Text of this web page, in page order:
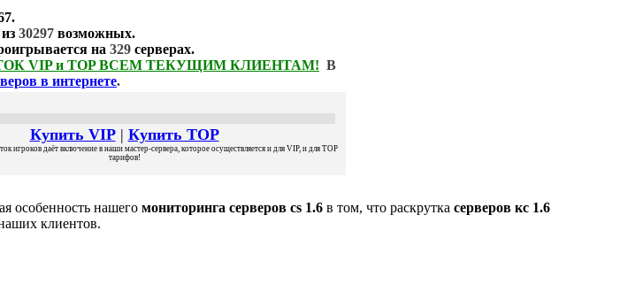
.
30297 возможных.
на 329 серверах.
VIP и TOP ВСЕМ ТЕКУЩИМ КЛИЕНТАМ! В
в интернете.
Купить VIP| Купить TOP
игроков даёт включение в наши мастер-сервера, которое осуществляется и для VIP, и для TOP
тарифов!
особенность нашего мониторинга серверов cs 1.6 в том, что раскрутка серверов кс 1.6
клиентов.